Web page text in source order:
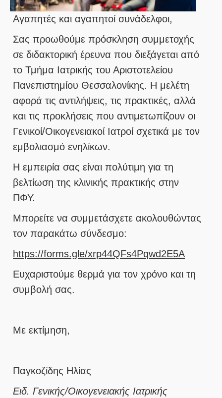
Αγαπητές και αγαπητοί συνάδελφοι,
Σας προωθούμε πρόσκληση συμμετοχής
σε διδακτορική έρευνα που διεξάγεται από
το Τμήμα Ιατρικής του Αριστοτελείου
Πανεπιστημίου Θεσσαλονίκης. Η μελέτη
αφορά τις αντιλήψεις, τις πρακτικές, αλλά
και τις προκλήσεις που αντιμετωπίζουν οι
Γενικοί/Οικογενειακοί Ιατροί σχετικά με τον
εμβολιασμό ενηλίκων.
Η εμπειρία σας είναι πολύτιμη για τη
βελτίωση της κλινικής πρακτικής στην
ΠΦΥ.
Μπορείτε να συμμετάσχετε ακολουθώντας
τον παρακάτω σύνδεσμο:
https://forms.gle/xrp44QFs4Pqwd2E5A
Ευχαριστούμε θερμά για τον χρόνο και τη
συμβολή σας.
Με εκτίμηση,
Παγκοζίδης Ηλίας
Ειδ. Γενικής/Οικογενειακής Ιατρικής